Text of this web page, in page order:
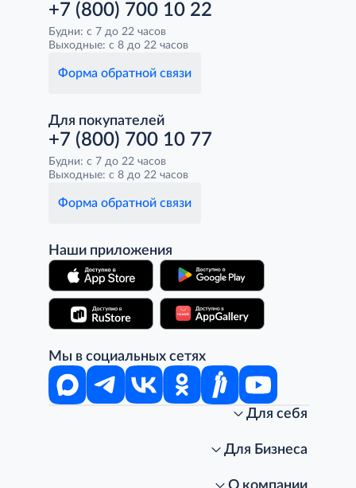
+7 (800) 700 10 22
Будни: с 7 до 22 часов
Выходные: с 8 до 22 часов
Форма обратной связи
Для покупателей
+7 (800) 700 10 77
Будни: с 7 до 22 часов
Выходные: с 8 до 22 часов
Форма обратной связи
Наши приложения
Мы в социальных сетях
Для себя
Стань клиентом METRO
Для Бизнеса